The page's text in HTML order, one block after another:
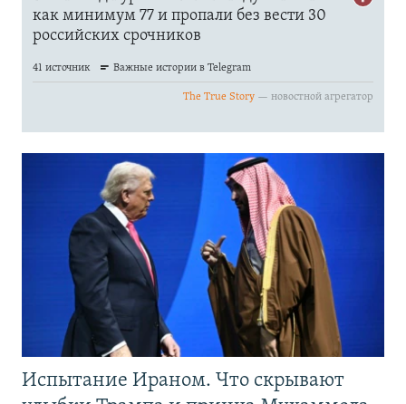
Испытание Ираном. Что скрывают